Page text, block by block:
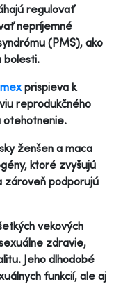
regulovať
nepríjemné
(PMS), ako
bolesti.
prispieva k
reprodukčného
otehotnenie.
ženšen a maca
ktoré zvyšujú
zároveň podporujú
vekových
zdravie,
Jeho dlhodobé
funkcií, ale aj